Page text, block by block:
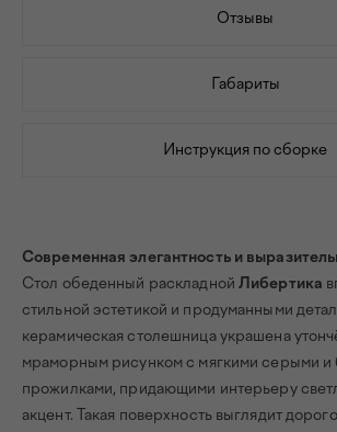
Отзывы
Габариты
Инструкция по сборке
Современная элегантность и
Стол обеденный раскладной Либертика
стильной эстетикой и продуманными
керамическая столешница украшена
мраморным рисунком с мягкими серыми
прожилками, придающими интерьеру
акцент. Такая поверхность выглядит